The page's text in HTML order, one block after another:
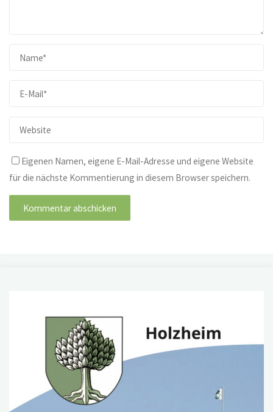
Eigenen Namen, eigene E-Mail-Adresse und eigene Website
für die nächste Kommentierung in diesem Browser speichern.